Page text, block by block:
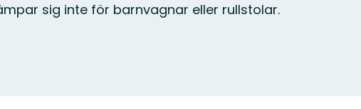
sig inte för barnvagnar eller rullstolar.